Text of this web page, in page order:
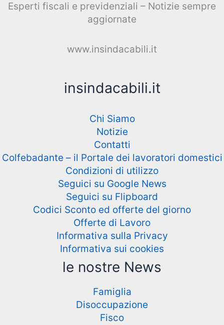
Esperti fiscali e previdenziali – Notizie sempre
aggiornate
www.insindacabili.it
insindacabili.it
Chi Siamo
Notizie
Contatti
Colfebadante – il Portale dei lavoratori domestici
Condizioni di utilizzo
Seguici su Google News
Seguici su Flipboard
Codici Sconto ed offerte del giorno
Offerte di Lavoro
Informativa sulla Privacy
Informativa sui cookies
le nostre News
Famiglia
Disoccupazione
Fisco